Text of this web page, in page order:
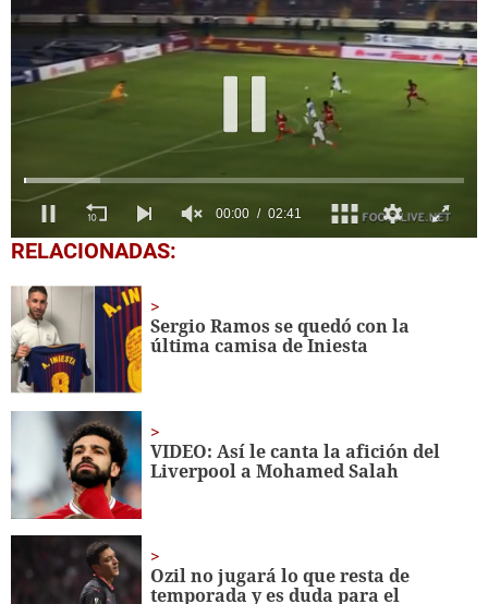
0
seconds
minutes,
41
seconds
RELACIONADAS:
Sergio Ramos se quedó con la
última camisa de Iniesta
VIDEO: Así le canta la afición del
Liverpool a Mohamed Salah
Ozil no jugará lo que resta de
temporada y es duda para el